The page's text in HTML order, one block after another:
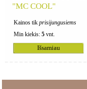
"MC COOL"
Kainos tik prisijungusiems
Min kiekis: 5 vnt.
Išsamiau